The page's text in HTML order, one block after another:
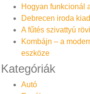
Hogyan funkcionál
Debrecen iroda
A fűtés szivattyú
Kombájn – a
eszköze
Kategóriák
Autó